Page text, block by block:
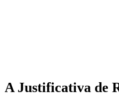
A Justificativa de